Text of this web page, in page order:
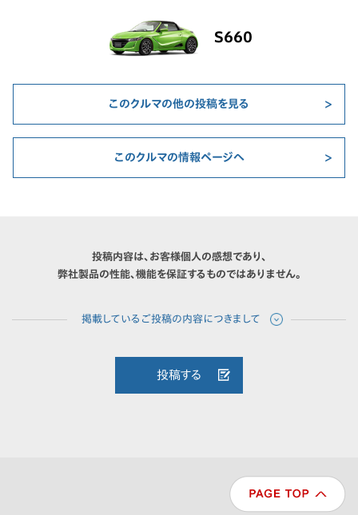
S660
このクルマの他の投稿を見る
このクルマの情報ページへ
投稿内容は、お客様個人の感想であり、
弊社製品の性能、機能を保証するものではありません。
投稿する